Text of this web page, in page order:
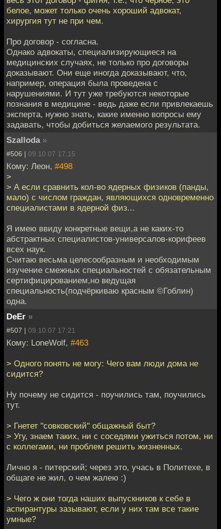
белое, может только очень хороший адвокат,
хирургия тут не при чем.
Про договор - согласна.
Однако адвокаты, специализирующиеся на
медицинских случаях, не только про договоры
доказывают. Они еще иногда доказывают, что,
например, операция была проведена с
нарушениями. И тут уже требуются некоторые
познания в медицине - ведь даже если привлекаешь
эксперта, нужно знать, какие именно вопросы ему
задавать, чтобы добиться желаемого результата.
Szalloda »
#506 | 09.10.07 17:15
Кому: Леон, #498
>
> А если сравнить кол-во ядерных физиков (панды,
мало) с числом граждан, являющихся одновременно
специалистами в ядерной физ...
Я имею ввиду конкретные вещи,а не каких-то
абстрактных специалистов-универсалов-корифеев
всех наук.
Считаю весьма целесообразным и необходимым
изучение смежных специальностей с обязательным
сертифицированием,но ведущая
специальность(подчёркиваю красным ©Гоблин)
одна.
DeEr »
#507 | 09.10.07 17:21
Кому: LoneWolf, #463
> Одного понять не могу: Чего вам люди дома не
сидится?
Ну почему не сидится - поучились там, поучились
тут.
> Гнетет "совковский" общажный быт?
> Угу, знаем таких, ни с соседями ужиться потом, ни
с коллегами, ни проблем решить жизненных.
Лично я - питерский; через это, учась в Политехе, в
общаге не жил, о чем жалею :)
> Чего ж они тогда наших выпускников к себе в
аспирантуры зазывают, если у них там все такие
умные?